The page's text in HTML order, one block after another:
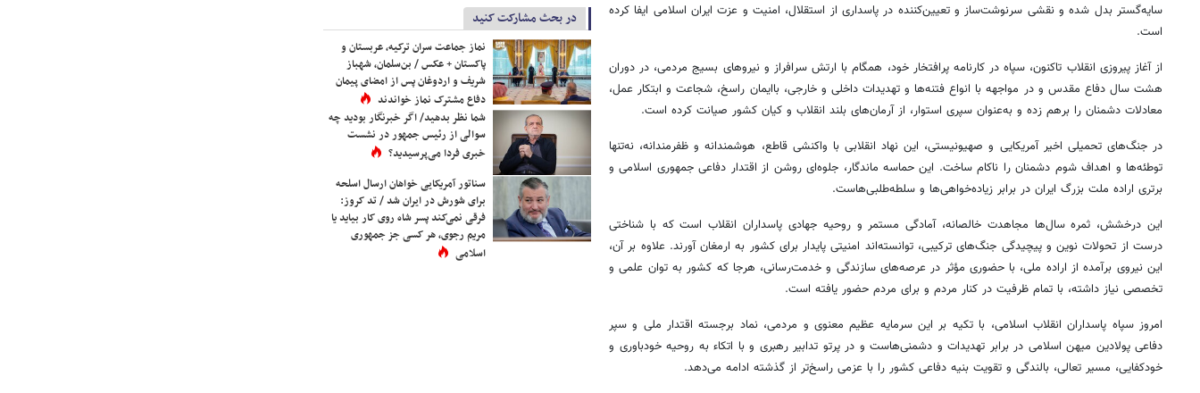
سایه‌گستر بدل شده و نقشی سرنوشت‌ساز و تعیین‌کننده در پاسداری از استقلال، امنیت و عزت ایران اسلامی ایفا کرده
است.
از آغاز پیروزی انقلاب تاکنون، سپاه در کارنامه پرافتخار خود، همگام با ارتش سرافراز و نیروهای بسیج مردمی، در دوران
هشت سال دفاع مقدس و در مواجهه با انواع فتنه‌ها و تهدیدات داخلی و خارجی، باایمان راسخ، شجاعت و ابتکار عمل،
معادلات دشمنان را برهم زده و به‌عنوان سپری استوار، از آرمان‌های بلند انقلاب و کیان کشور صیانت کرده است.
در جنگ‌های تحمیلی اخیر آمریکایی و صهیونیستی، این نهاد انقلابی با واکنشی قاطع، هوشمندانه و ظفرمندانه، نه‌تنها
توطئه‌ها و اهداف شوم دشمنان را ناکام ساخت. این حماسه ماندگار، جلوه‌ای روشن از اقتدار دفاعی جمهوری اسلامی و
برتری اراده ملت بزرگ ایران در برابر زیاده‌خواهی‌ها و سلطه‌طلبی‌هاست.
این درخشش، ثمره سال‌ها مجاهدت خالصانه، آمادگی مستمر و روحیه جهادی پاسداران انقلاب است که با شناختی
درست از تحولات نوین و پیچیدگی‌ جنگ‌های ترکیبی، توانسته‌اند امنیتی پایدار برای کشور به ارمغان آورند. علاوه بر آن،
این نیروی برآمده از اراده ملی، با حضوری مؤثر در عرصه‌های سازندگی و خدمت‌رسانی، هرجا که کشور به توان علمی و
تخصصی نیاز داشته، با تمام ظرفیت در کنار مردم و برای مردم حضور یافته است.
امروز سپاه پاسداران انقلاب اسلامی، با تکیه بر این سرمایه عظیم معنوی و مردمی، نماد برجسته اقتدار ملی و سپر
دفاعی پولادین میهن اسلامی در برابر تهدیدات و دشمنی‌هاست و در پرتو تدابیر رهبری و با اتکاء به روحیه خودباوری و
خودکفایی، مسیر تعالی، بالندگی و تقویت بنیه دفاعی کشور را با عزمی راسخ‌تر از گذشته ادامه می‌دهد.
در بحث مشارکت کنید
نماز جماعت سران ترکیه، عربستان و
پاکستان + عکس / بن‌سلمان، شهباز
شریف و اردوغان پس از امضای پیمان
دفاع مشترک نماز خواندند
شما نظر بدهید/ اگر خبرنگار بودید چه
سوالی از رئیس جمهور در نشست
خبری فردا می‌پرسیدید؟
سناتور آمریکایی خواهان ارسال اسلحه
برای شورش در ایران شد / تد کروز:
فرقی نمی‌کند پسر شاه روی کار بیاید یا
مریم رجوی، هر کسی جز جمهوری
اسلامی